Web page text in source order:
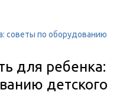
советы по оборудованию
для ребенка:
детского